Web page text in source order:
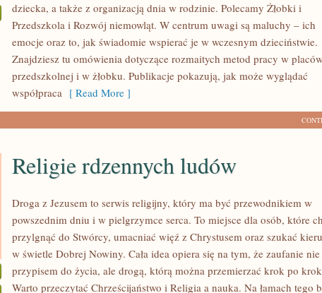
dziecka, a także z organizacją dnia w rodzinie. Polecamy Żłobki i
Przedszkola i Rozwój niemowląt. W centrum uwagi są maluchy – ich
emocje oraz to, jak świadomie wspierać je w wczesnym dzieciństwie.
Znajdziesz tu omówienia dotyczące rozmaitych metod pracy w
przedszkolnej i w żłobku. Publikacje pokazują, jak może wyglądać
współpraca [ Read More ]
Religie rdzennych ludów
Droga z Jezusem to serwis religijny, który ma być przewodnikiem w
powszednim dniu i w pielgrzymce serca. To miejsce dla osób, które
przylgnąć do Stwórcy, umacniać więź z Chrystusem oraz szukać
w świetle Dobrej Nowiny. Cała idea opiera się na tym, że zaufanie nie
przypisem do życia, ale drogą, którą można przemierzać krok po
Warto przeczytać Chrześcijaństwo i Religia a nauka. Na łamach tego